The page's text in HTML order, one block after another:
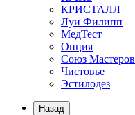
КРИСТАЛЛ
Луи Филипп
МедТест
Опция
Союз Мастеров
Чистовье
Эстилодез
Назад